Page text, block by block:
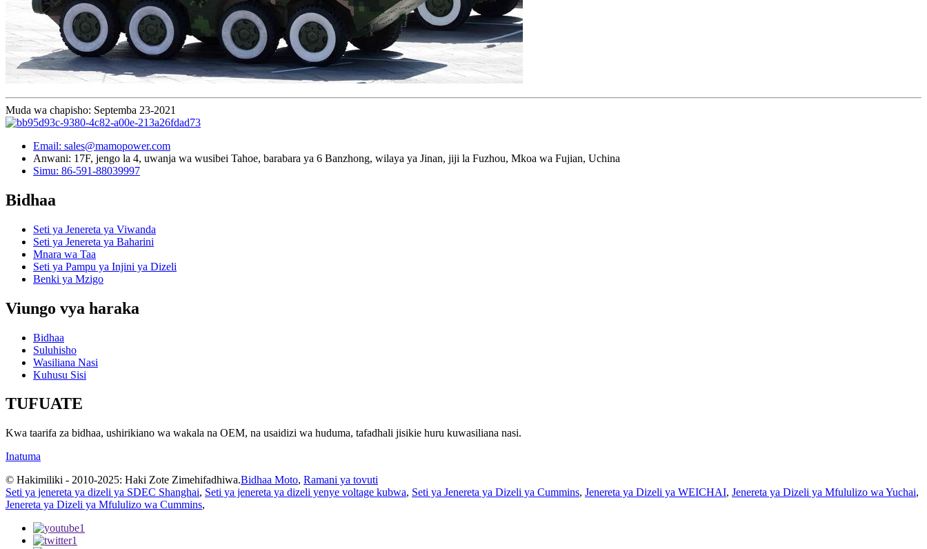
Muda wa chapisho: Septemba 23-2021
Email: sales@mamopower.com
Anwani: 17F, jengo la 4, uwanja wa wusibei Tahoe, barabara ya 6 Banzhong, wilaya ya Jinan, jiji la Fuzhou, Mkoa wa Fujian, Uchina
Simu: 86-591-88039997
Bidhaa
Seti ya Jenereta ya Viwanda
Seti ya Jenereta ya Baharini
Mnara wa Taa
Seti ya Pampu ya Injini ya Dizeli
Benki ya Mzigo
Viungo vya haraka
Bidhaa
Suluhisho
Wasiliana Nasi
Kuhusu Sisi
TUFUATE
Kwa taarifa za bidhaa, ushirikiano wa wakala na OEM, na usaidizi wa huduma, tafadhali jisikie huru kuwasiliana nasi.
Inatuma
© Hakimiliki - 2010-2025: Haki Zote Zimehifadhiwa.Bidhaa Moto, Ramani ya tovuti
Seti ya jenereta ya dizeli ya SDEC Shanghai, Seti ya jenereta ya dizeli yenye voltage kubwa, Seti ya Jenereta ya Dizeli ya Cummins, Jenereta ya Dizeli ya WEICHAI, Jenereta ya Dizeli ya Mfululizo wa Yuchai,
Jenereta ya Dizeli ya Mfululizo wa Cummins,